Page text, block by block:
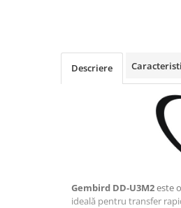
Cerneală & Cap de Printare
Consumabile - toner
Imprimante Large Format Printer
Plottere & Scannere
Descriere
Gembird DD‑U3M2este
ideală pentru transfer